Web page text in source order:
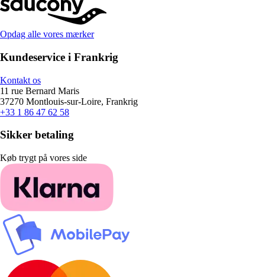
Opdag alle vores mærker
Kundeservice i Frankrig
Kontakt os
11 rue Bernard Maris
37270 Montlouis-sur-Loire, Frankrig
+33 1 86 47 62 58
Sikker betaling
Køb trygt på vores side